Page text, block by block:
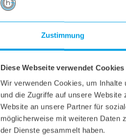
Zustimmung
Diese Webseite verwendet Cookies
Wir verwenden Cookies, um Inhalte
und die Zugriffe auf unsere
Website an unsere Partner für
möglicherweise mit weiteren Daten
der Dienste gesammelt haben.